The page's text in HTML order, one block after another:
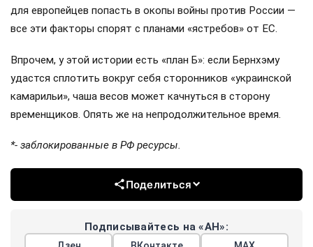
для европейцев попасть в окопы войны против России —
все эти факторы спорят с планами «ястребов» от ЕС.
Впрочем, у этой истории есть «план Б»: если Бернхэму
удастся сплотить вокруг себя сторонников «украинской
камарильи», чаша весов может качнуться в сторону
временщиков. Опять же на непродолжительное время.
*- заблокированные в РФ ресурсы.
Поделиться
Подписывайтесь на «АН»: